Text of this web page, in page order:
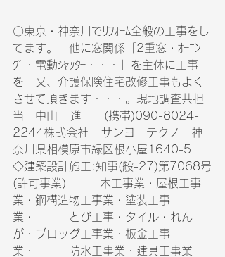
〇東京・神奈川でﾘﾌｫｰﾑ全般の工事をし
てます。　他に窓関係「2重窓・ｵｰﾆﾝ
ｸﾞ・電動ｼｬｯﾀｰ・・・」を主体に工事
を　又、介護保険住宅改修工事もよく
させて頂きます・・・。現地調査共担
当　中山   進　　(携帯)090-8024-
2244株式会社   サンヨーテクノ　神
奈川県相模原市緑区根小屋1640-5
◇建築設計施工:知事(般-27)第7068号
(許可事業)　　　木工事業・屋根工事
業・鋼構造物工事業・塗装工事
業・　　　とび工事・タイル・れん
が・ブロッグ工事業・板金工事
業・　　　防水工事業・建具工事業